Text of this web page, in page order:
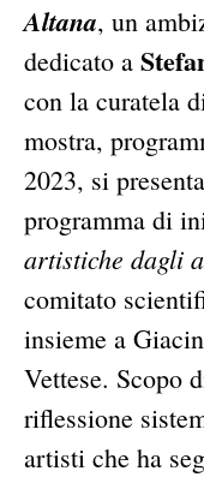
Altana, un
dedicato a
con la curatela
mostra,
2023, si
programma di
artistiche dagli
comitato
insieme a
Vettese. Scopo
riflessione
artisti che ha